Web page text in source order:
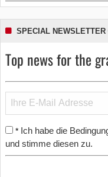
SPECIAL
Top news for the
* Ich habe die
und stimme diesen zu.